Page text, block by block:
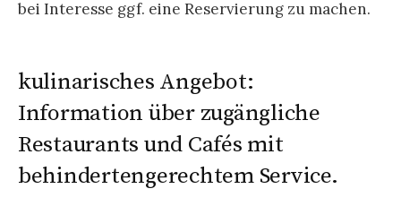
bei Interesse ggf. eine Reservierung zu machen.
kulinarisches Angebot:
Information über zugängliche
Restaurants und Cafés mit
behindertengerechtem Service.